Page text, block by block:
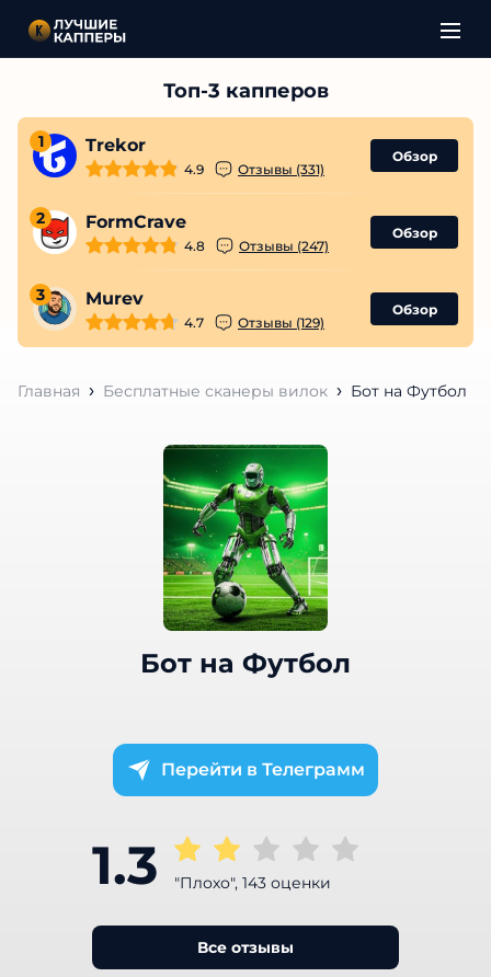
1 Trekor
4.9 Отзывы (331)
Обзор
2 FormCrave
4.8 Отзывы (247)
Обзор
3 Murev
4.7 Отзывы (129)
Обзор
Главная Бесплатные сканеры вилок Бот на Футбол
Бот на Футбол
Телеграмм
1.3 "Плохо", 143 оценки
Все отзывы